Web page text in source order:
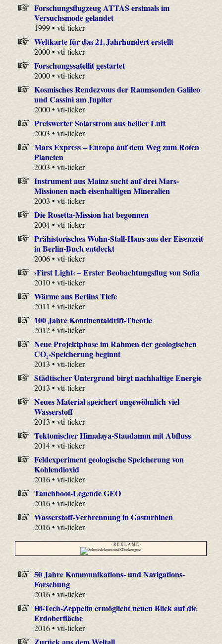
Forschungsflugzeug ATTAS erstmals im
Versuchsmode gelandet
1999 • vti-ticker
Weltkarte für das 21. Jahrhundert erstellt
2000 • vti-ticker
Forschungssatellit gestartet
2000 • vti-ticker
Kosmisches Rendezvous der Raumsonden Galileo
und Cassini am Jupiter
2000 • vti-ticker
Preiswerter Solarstrom aus heißer Luft
2003 • vti-ticker
Mars Express – Europa auf dem Weg zum Roten
Planeten
2003 • vti-ticker
Instrument aus Mainz sucht auf drei Mars-
Missionen nach eisenhaltigen Mineralien
2003 • vti-ticker
Die Rosetta-Mission hat begonnen
2004 • vti-ticker
Prähistorisches Wohn-Stall-Haus aus der Eisenzeit
in Berlin-Buch entdeckt
2006 • vti-ticker
›First Light‹ – Erster Beobachtungsflug von Sofia
2010 • vti-ticker
Wärme aus Berlins Tiefe
2011 • vti-ticker
100 Jahre Kontinentaldrift-Theorie
2012 • vti-ticker
Neue Projektphase im Rahmen der geologischen
CO₂-Speicherung beginnt
2013 • vti-ticker
Städtischer Untergrund birgt nachhaltige Energie
2013 • vti-ticker
Neues Material speichert ungewöhnlich viel
Wasserstoff
2013 • vti-ticker
Tektonischer Himalaya-Staudamm mit Abfluss
2014 • vti-ticker
Feldexperiment geologische Speicherung von
Kohlendioxid
2016 • vti-ticker
Tauchboot-Legende GEO
2016 • vti-ticker
Wasserstoff-Verbrennung in Gasturbinen
2016 • vti-ticker
- R E K L A M E -
50 Jahre Kommunikations- und Navigations-
Forschung
2016 • vti-ticker
Hi-Tech-Zeppelin ermöglicht neuen Blick auf die
Erdoberfläche
2016 • vti-ticker
Zurück aus dem Weltall